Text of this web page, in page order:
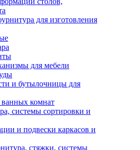
для изготовления
для мебели
и бутылочницы для
комнат
системы сортировки и
и подвески каркасов и
стяжки, системы